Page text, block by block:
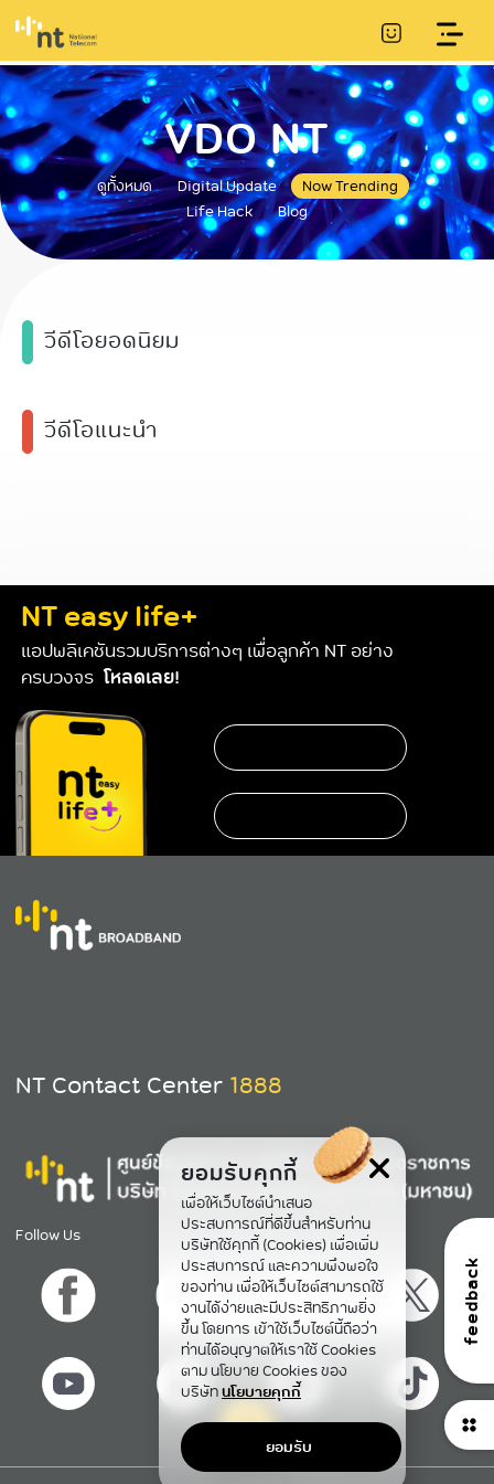
VDO NT
ดูทั้งหมด Digital Update
Now Trending
Life Hack
Blog
วีดีโอยอดนิยม
วีดีโอแนะนำ
feedback
ยอมรับคุกกี้
เพื่อให้เว็บไซต์นำเสนอ
ประสบการณ์ที่ดีขึ้นสำหรับท่าน
บริษัทใช้คุกกี้ (Cookies) เพื่อเพิ่ม
ประสบการณ์ และความพึงพอใจ
ของท่าน เพื่อให้เว็บไซต์สามารถใช้
งานได้ง่ายและมีประสิทธิภาพยิ่ง
ขึ้น โดยการ เข้าใช้เว็บไซต์นี้ถือว่า
ท่านได้อนุญาตให้เราใช้ Cookies
ตาม นโยบาย Cookies ของ
บริษัทนโยบายคุกกี้
ยอมรับ
NT easy life+
แอปพลิเคชันรวมบริการต่างๆ เพื่อลูกค้า NT อย่าง
ครบวงจร โหลดเลย!
NT Contact Center 1888
Follow Us
กลับขึ้นข้างบน